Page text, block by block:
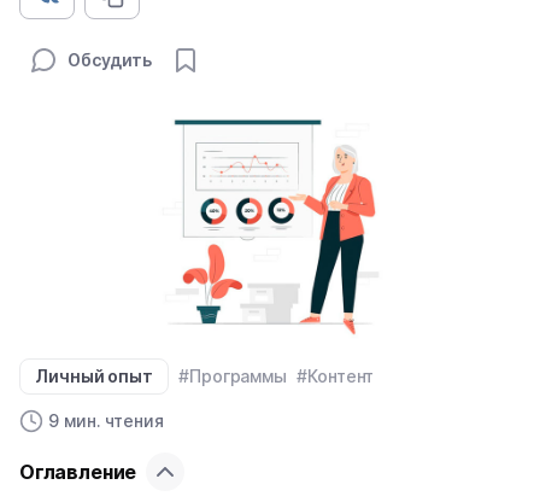
Обсудить
Личный опыт #Программы #Контент
9 мин. чтения
Оглавление